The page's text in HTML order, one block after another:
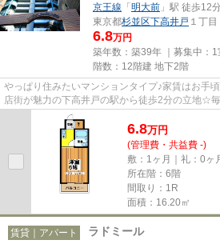
京王線 「明大前 」駅 徒歩12
東京都杉並区下高井戸 １丁目
6.8万円
築年数：築39年 ｜募集中： 1
階数：12階建 地下2階
やっぱり住みたいマンションタイプ♪家賃はお手
店街が魅力の下高井戸の駅から徒歩2分の立地☆
う♪また、多路線使える立地なの...
6.8万円
(管理費・共益費 -)
敷：1ヶ月｜礼：0ヶ
所在階：6階
間取り：1R
面積：16.20㎡
賃貸｜アパート ラドミール